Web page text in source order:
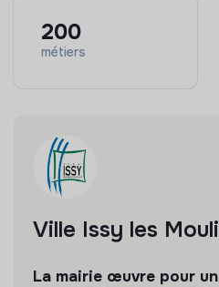
200
métiers
Ville Issy les
La mairie œuvre pour